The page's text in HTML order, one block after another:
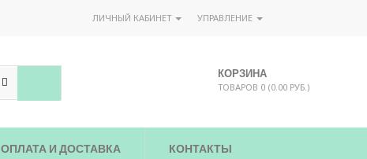
ЛИЧНЫЙ КАБИНЕТ УПРАВЛЕНИЕ
КОРЗИНА
ТОВАРОВ 0 (0.00 РУБ.)
ОПЛАТА И ДОСТАВКА КОНТАКТЫ